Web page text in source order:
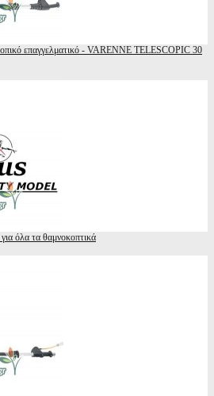
επαγγελματικό - VARENNE TELESCOPIC 30
όλα τα θαμνοκοπτικά